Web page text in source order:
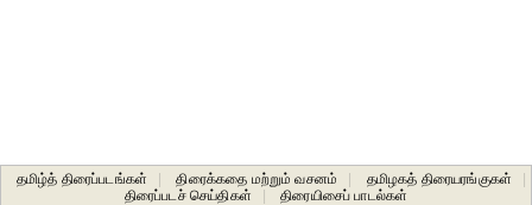
தமிழ்த் திரைப்படங்கள் திரைக்கதை மற்றும் வசனம் தமிழகத் திரையரங்குகள்
திரைப்படச் செய்திகள்
திரையிசைப் பாடல்கள்